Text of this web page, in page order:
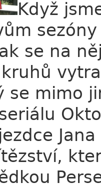
Když
se na
se mimo